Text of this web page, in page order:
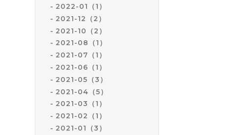
2022-01（1）
2021-12（2）
2021-10（2）
2021-08（1）
2021-07（1）
2021-06（1）
2021-05（3）
2021-04（5）
2021-03（1）
2021-02（1）
2021-01（3）